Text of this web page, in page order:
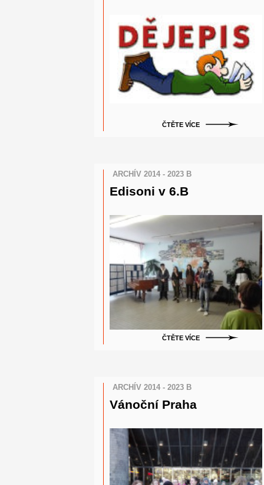
ČTĚTE VÍCE
ARCHÍV 2014 - 2023 B
Edisoni v 6.B
ČTĚTE VÍCE
ARCHÍV 2014 - 2023 B
Vánoční Praha